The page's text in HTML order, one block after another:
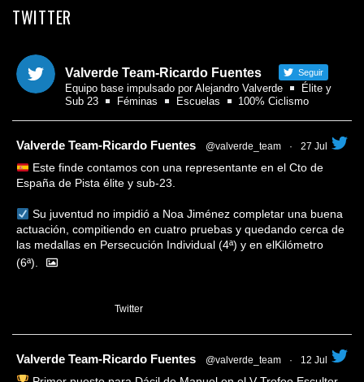
TWITTER
Valverde Team-Ricardo Fuentes Seguir
Equipo base impulsado por Alejandro Valverde
Élite y
Sub 23
Féminas Escuelas 100% Ciclismo
Valverde Team-Ricardo Fuentes @valverde_team · 27 Jul
Este finde contamos con una representante en el Cto de
España de Pista élite y sub-23.
Su juventud no impidió a Noa Jiménez completar una buena
actuación, compitiendo en cuatro pruebas y quedando cerca de
las medallas en Persecución Individual (4ª) y en elKilómetro
(6ª).
Twitter
Valverde Team-Ricardo Fuentes @valverde_team · 12 Jul